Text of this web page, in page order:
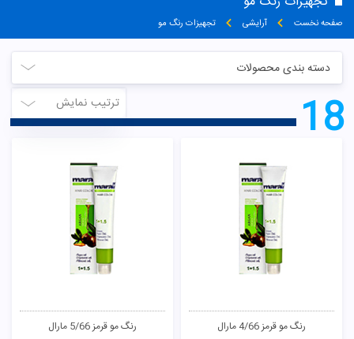
صفحه نخست آرایشی تجهیزات رنگ مو
دسته بندی محصولات
ترتیب نمایش
18
رنگ مو قرمز 4/66 مارال رنگ مو قرمز 5/66 مارال